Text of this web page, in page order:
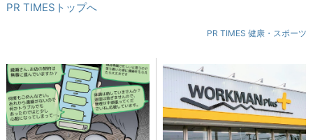
PR TIMESトップへ
PR TIMES 健康・スポーツ